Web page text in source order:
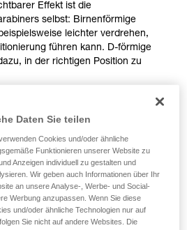
Effekt ist die
selbst: Birnenförmige
leichter verdrehen,
führen kann. D-förmige
in der richtigen Position zu
der Last in der Achse mit der
Bruchlast, möglichst nahe an der
Seite des Körpers. Geeignet
Daten Sie teilen
Cookies und/oder ähnliche
Funktionieren unserer Website zu
Anzeigen individuell zu gestalten und
Wir geben auch Informationen über Ihr
an unsere Analyse-, Werbe- und Social-
Werbung anzupassen. Wenn Sie diese
und/oder ähnliche Technologien nur auf
Sie nicht auf andere Websites. Die